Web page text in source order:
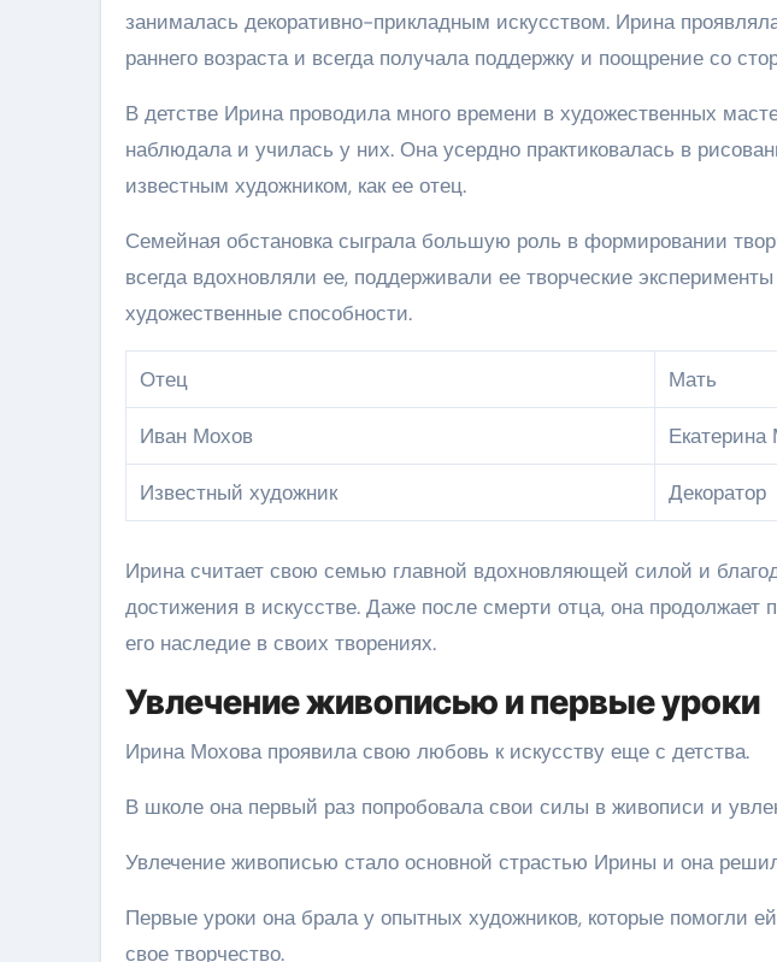
занималась декоративно-прикладным искусством. Ирина
раннего возраста и всегда получала поддержку и поощрение со
В детстве Ирина проводила много времени в художественных
наблюдала и училась у них. Она усердно практиковалась в
известным художником, как ее отец.
Семейная обстановка сыграла большую роль в формировании
всегда вдохновляли ее, поддерживали ее творческие
художественные способности.
Отец Мать
Иван Мохов Екатерина
Известный художник Декоратор
Ирина считает свою семью главной вдохновляющей силой и
достижения в искусстве. Даже после смерти отца, она продолжает
его наследие в своих творениях.
Увлечение живописью и первые уроки
Ирина Мохова проявила свою любовь к искусству еще с детства.
В школе она первый раз попробовала свои силы в живописи и
Увлечение живописью стало основной страстью Ирины и она
Первые уроки она брала у опытных художников, которые помогли
свое творчество.